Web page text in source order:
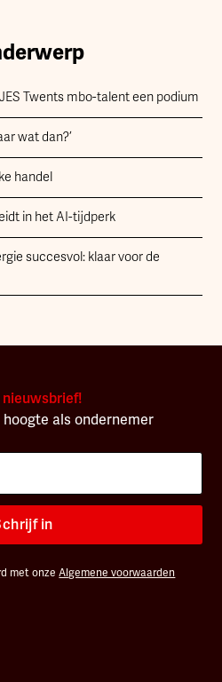
Twents mbo-talent een podium
wat dan?’
handel
in het AI-tijdperk
succesvol: klaar voor de
nieuwsbrief!
als ondernemer
in
met onzeAlgemene voorwaarden